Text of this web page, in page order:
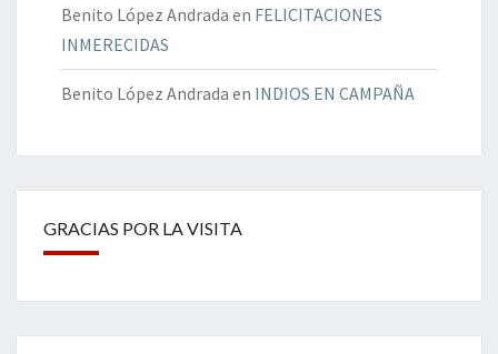
Benito López Andrada en FELICITACIONES
INMERECIDAS
Benito López Andrada en INDIOS EN CAMPAÑA
GRACIAS POR LA VISITA